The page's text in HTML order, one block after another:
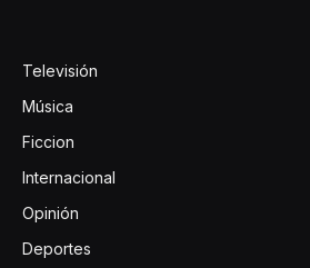
Televisión
Música
Ficcion
Internacional
Opinión
Deportes